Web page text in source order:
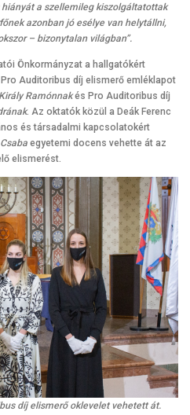
hiányát a szellemileg kiszolgáltatottak
azonban jó esélye van helytállni,
– bizonytalan világban”.
Önkormányzat a hallgatókért
Auditoribus díj elismerő emléklapot
Király Ramónnakés Pro Auditoribus díj
. Az oktatók közül a Deák Ferenc
és társadalmi kapcsolatokért
egyetemi docens vehette át az
elismerést.
díj elismerő oklevelet vehetett át.